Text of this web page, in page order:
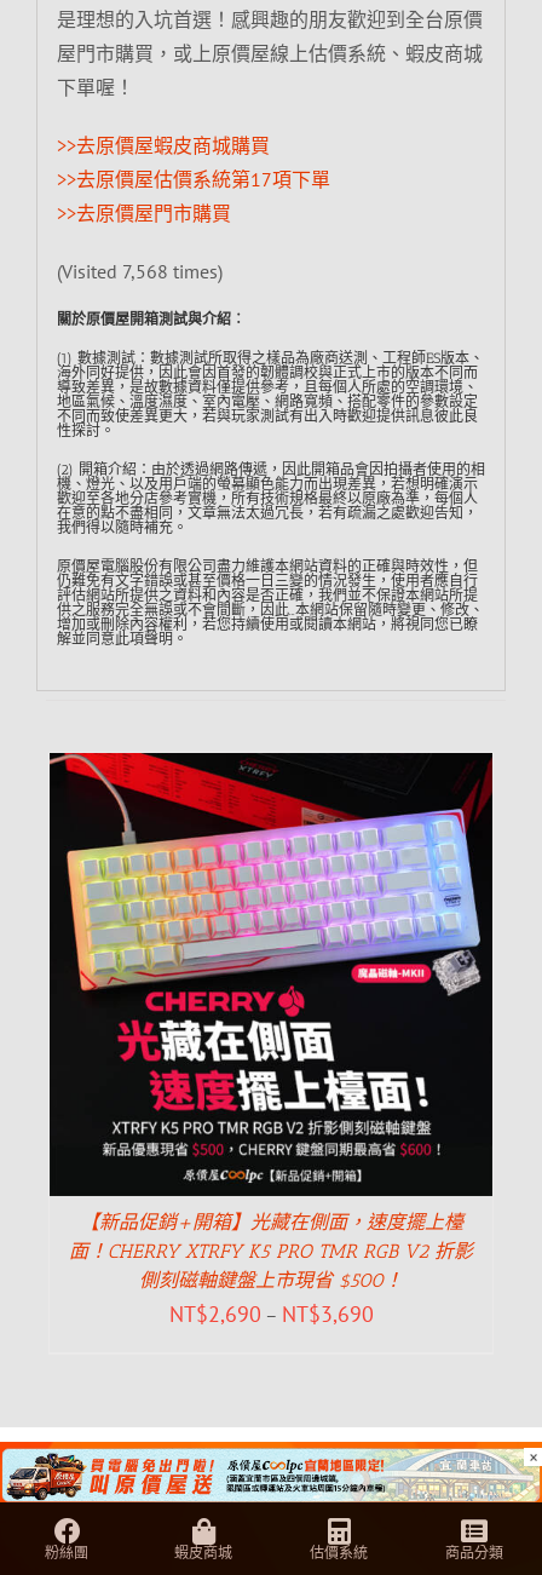
是理想的入坑首選！感興趣的朋友歡迎到全台原價
屋門市購買，或上原價屋線上估價系統、蝦皮商城
下單喔！
>>去原價屋蝦皮商城購買
>>去原價屋估價系統第17項下單
>>去原價屋門市購買
(Visited 7,568 times)
關於原價屋開箱測試與介紹︰
(1) 數據測試：數據測試所取得之樣品為廠商送測、工程師ES版本、
海外同好提供，因此會因首發的韌體調校與正式上市的版本不同而
導致差異，是故數據資料僅提供參考，且每個人所處的空調環境、
地區氣候、溫度濕度、室內電壓、網路寬頻、搭配零件的參數設定
不同而致使差異更大，若與玩家測試有出入時歡迎提供訊息彼此良
性探討。
(2) 開箱介紹：由於透過網路傳遞，因此開箱品會因拍攝者使用的相
機、燈光、以及用戶端的螢幕顯色能力而出現差異，若想明確演示
歡迎至各地分店參考實機，所有技術規格最終以原廠為準，每個人
在意的點不盡相同，文章無法太過冗長，若有疏漏之處歡迎告知，
我們得以隨時補充。
原價屋電腦股份有限公司盡力維護本網站資料的正確與時效性，但
仍難免有文字錯誤或甚至價格一日三變的情況發生，使用者應自行
評估網站所提供之資料和內容是否正確，我們並不保證本網站所提
供之服務完全無誤或不會間斷，因此…本網站保留隨時變更、修改、
增加或刪除內容權利，若您持續使用或閱讀本網站，將視同您已瞭
解並同意此項聲明。
【新品促銷+開箱】光藏在側面，速度擺上檯
面！CHERRY XTRFY K5 PRO TMR RGB V2 折影
側刻磁軸鍵盤上市現省 $500！
NT$2,690 – NT$3,690
×